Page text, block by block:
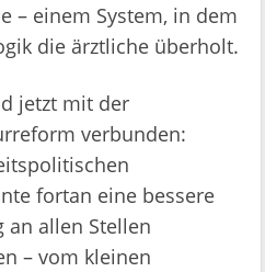
– einem System, in dem
die ärztliche überholt.
jetzt mit der
verbunden:
fortan eine bessere
an allen Stellen
– vom kleinen